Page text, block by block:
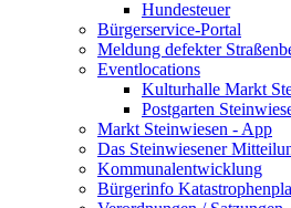
Hundesteuer
Bürgerservice-Portal
Meldung defekter
Eventlocations
Kulturhalle Markt
Postgarten
Markt Steinwiesen - App
Das Steinwiesener
Kommunalentwicklung
Bürgerinfo